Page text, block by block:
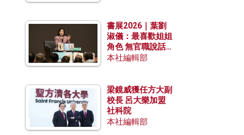
書展2026｜葉劉
淑儀：最喜歡姐姐
角色 無官職說話
包袱少
本社編輯部
梁鏡威獲任方大副
校長 呂大樂加盟
社科院
本社編輯部